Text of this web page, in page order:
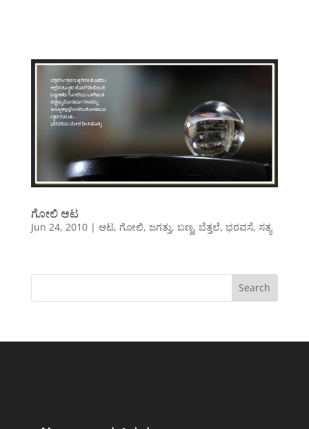
ಗೋಲಿ ಆಟ
Jun 24, 2010| ಆಟ, ಗೋಲಿ, ಜಗತ್ತು, ಬಣ್ಣ, ಬೆತ್ತಲೆ, ಭರವಸೆ, ಸತ್ಯ